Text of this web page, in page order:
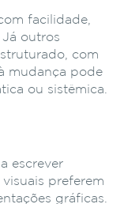
facilidade,
outros
com
mudança pode
ou sistêmica.
escrever
preferem
gráficas.